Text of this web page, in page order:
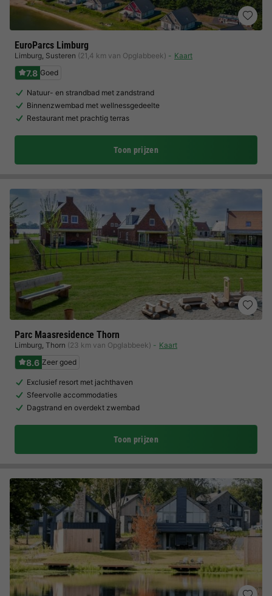
EuroParcs Limburg
Limburg, Susteren (21,4 km van Opglabbeek) Kaart
7.8 Goed
Natuur- en strandbad met zandstrand
Binnenzwembad met wellnessgedeelte
Restaurant met prachtig terras
Toon prijzen
Parc Maasresidence Thorn
Limburg, Thorn (23 km van Opglabbeek) Kaart
8.6 Zeer goed
Exclusief resort met jachthaven
Sfeervolle accommodaties
Dagstrand en overdekt zwembad
Toon prijzen